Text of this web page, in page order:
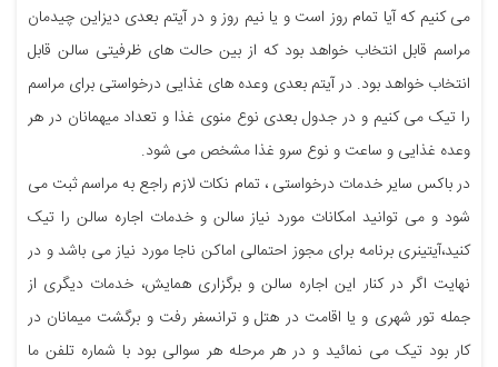
می کنیم که آیا تمام روز است و یا نیم روز و در آیتم بعدی دیزاین چیدمان
مراسم قابل انتخاب خواهد بود که از بین حالت های ظرفیتی سالن قابل
انتخاب خواهد بود. در آیتم بعدی وعده های غذایی درخواستی برای مراسم
را تیک می کنیم و در جدول بعدی نوع منوی غذا و تعداد میهمانان در هر
وعده غذایی و ساعت و نوع سرو غذا مشخص می شود.
در باکس سایر خدمات درخواستی ، تمام نکات لازم راجع به مراسم ثبت می
شود و می توانید امکانات مورد نیاز سالن و خدمات اجاره سالن را تیک
کنید،آیتینری برنامه برای مجوز احتمالی اماکن ناجا مورد نیاز می باشد و در
نهایت اگر در کنار این اجاره سالن و برگزاری همایش، خدمات دیگری از
جمله تور شهری و یا اقامت در هتل و ترانسفر رفت و برگشت میمانان در
کار بود تیک می نمائید و در هر مرحله هر سوالی بود با شماره تلفن ما